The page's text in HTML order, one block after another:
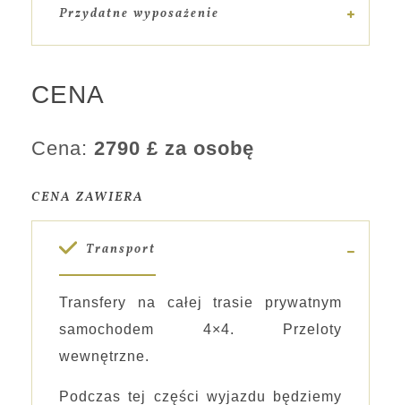
Przydatne wyposażenie
CENA
Cena: 2790 £ za osobę
CENA ZAWIERA
Transport
Transfery na całej trasie prywatnym
samochodem 4×4. Przeloty
wewnętrzne.
Podczas tej części wyjazdu będziemy